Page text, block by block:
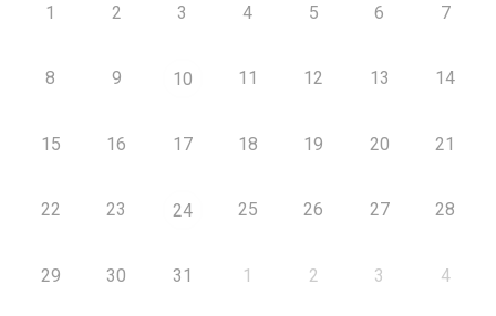
1 2 3 4 5 6 7
8 9 10 11 12 13 14
15 16 17 18 19 20 21
22 23 24 25 26 27 28
29 30 31 1 2 3 4